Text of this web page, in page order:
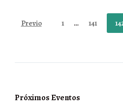
Paxinación
Previo 1 … 141
Próximos Eventos